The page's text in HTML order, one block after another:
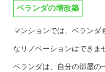
ベランダの増改築
マンションでは、ベランダ
なリノベーションはできま
ベランダは、自分の部屋の